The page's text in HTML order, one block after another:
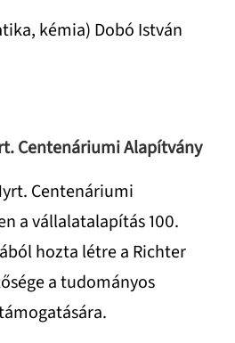
kémia) Dobó István
Centenáriumi Alapítvány
Centenáriumi
a vállalatalapítás 100.
hozta létre a Richter
a tudományos